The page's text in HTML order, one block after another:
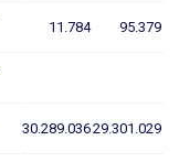
11.784 95.379
30.289.03629.301.029